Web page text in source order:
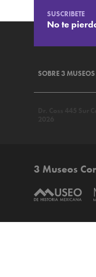
SUSCRIBETE
No te
SOBRE 3 MUSEOS
3 Museos